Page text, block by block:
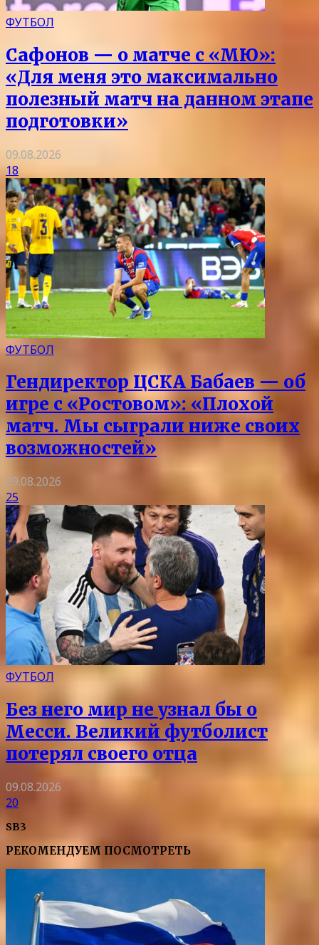
ФУТБОЛ
Сафонов — о матче с «МЮ»:
«Для меня это максимально
полезный матч на данном этапе
подготовки»
09.08.2026
18
ФУТБОЛ
Гендиректор ЦСКА Бабаев — об
игре с «Ростовом»: «Плохой
матч. Мы сыграли ниже своих
возможностей»
09.08.2026
25
ФУТБОЛ
Без него мир не узнал бы о
Месси. Великий футболист
потерял своего отца
09.08.2026
20
SB3
РЕКОМЕНДУЕМ ПОСМОТРЕТЬ